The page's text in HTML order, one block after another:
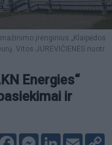
įrenginius „Klaipėdos
Vitos JUREVIČIENĖS nuotr.
Energies“
ir
FacebookMessenger
LinkedIn
Email